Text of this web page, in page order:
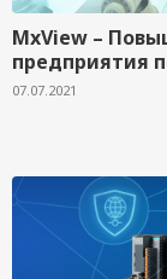
MxView –
предприятия
07.07.2021